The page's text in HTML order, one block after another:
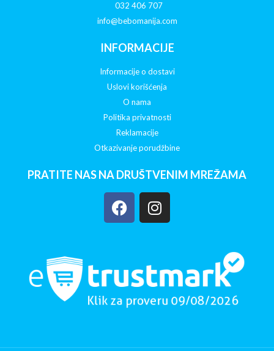
032 406 707
info@bebomanija.com
INFORMACIJE
Informacije o dostavi
Uslovi korišćenja
O nama
Politika privatnosti
Reklamacije
Otkazivanje porudžbine
PRATITE NAS NA DRUŠTVENIM MREŽAMA